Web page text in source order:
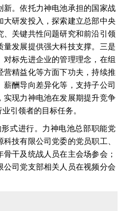
新。依托力神电池承担的国家战
大研发投入，探索建立总部中央
、关键共性问题研究和前沿引领
量发展提供强大科技支撑。三是
标先进企业的管理理念，在组
营精益化等方面下功夫，持续推
酬导向差异化等，支持子公司
实现力神电池在发展期提升竞争
引领者的目标任务。
式进行。力神电池总部职能党
技有限公司党委的党员职工、
干及统战人员在主会场参会；
公司党支部相关人员在视频分会